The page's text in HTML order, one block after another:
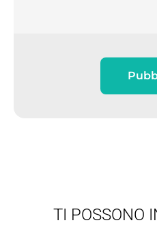
TI POSSONO